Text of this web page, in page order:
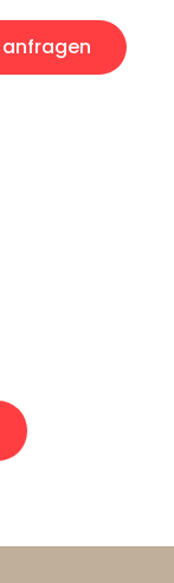
anfragen